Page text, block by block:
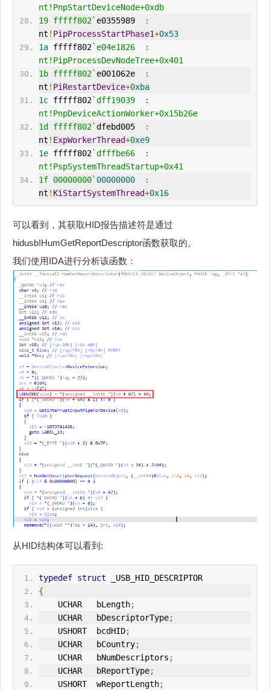
nt!PnpStartDeviceNode+0xdb
19 fffff802` e0355989
:
nt ! PipProcessStartPhase1+0x53
1a fffff802`e04e1826  :
nt!PipProcessDevNodeTree+0x401
1b fffff802` e001062e
:
nt ! PiRestartDevice+0xba
1c fffff802`dff19039  :
nt!PnpDeviceActionWorker+0x15b26e
1d fffff802`dfebd005
:
nt ! ExpWorkerThread+0xe9
1e fffff802`dfffbe66  :
nt!PspSystemThreadStartup+0x41
1f 00000000` 00000000
:
nt ! KiStartSystemThread+0x16
可以看到，其获取HID报告描述符是通过
hidusb!HumGetReportDescriptor函数获取的。
我们使用IDA进行分析该函数：
从HID结构体可以看到:
typedef struct _USB_HID_DESCRIPTOR
{
    UCHAR   bLength
;
    UCHAR   bDescriptorType
;
    USHORT  bcdHID
;
    UCHAR   bCountry
;
    UCHAR   bNumDescriptors
;
    UCHAR   bReportType
;
    USHORT  wReportLength
;